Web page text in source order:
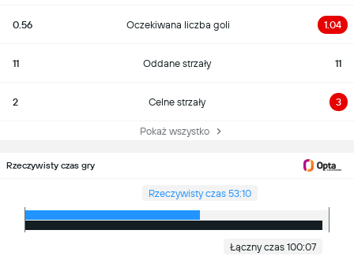
0.56 Oczekiwana liczba goli 1.04
11 Oddane strzały 11
2 Celne strzały 3
Pokaż wszystko
Rzeczywisty czas gry
Rzeczywisty czas 53:10
Łączny czas 100:07